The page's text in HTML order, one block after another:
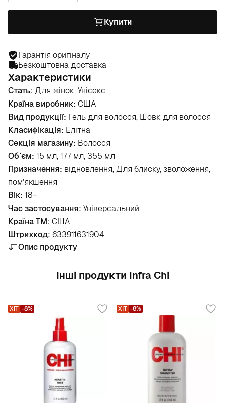
Купити
Гарантія оригіналу
Безкоштовна доставка
Характеристики
Стать: Для жінок, Унісекс
Країна виробник: США
Вид продукції: Гель для волосся, Шовк для волосся
Класифікація: Елітна
Секція магазину: Волосся
Об`єм: 15 мл, 177 мл, 355 мл
Призначення: відновлення, Для блиску, зволоження,
пом'якшення
Вік: 18+
Час застосування: Універсальний
Країна ТМ: США
Штрихкод: 633911631904
Опис продукту
Інші продукти Infra Chi
ХІТ -8% ХІТ -8%